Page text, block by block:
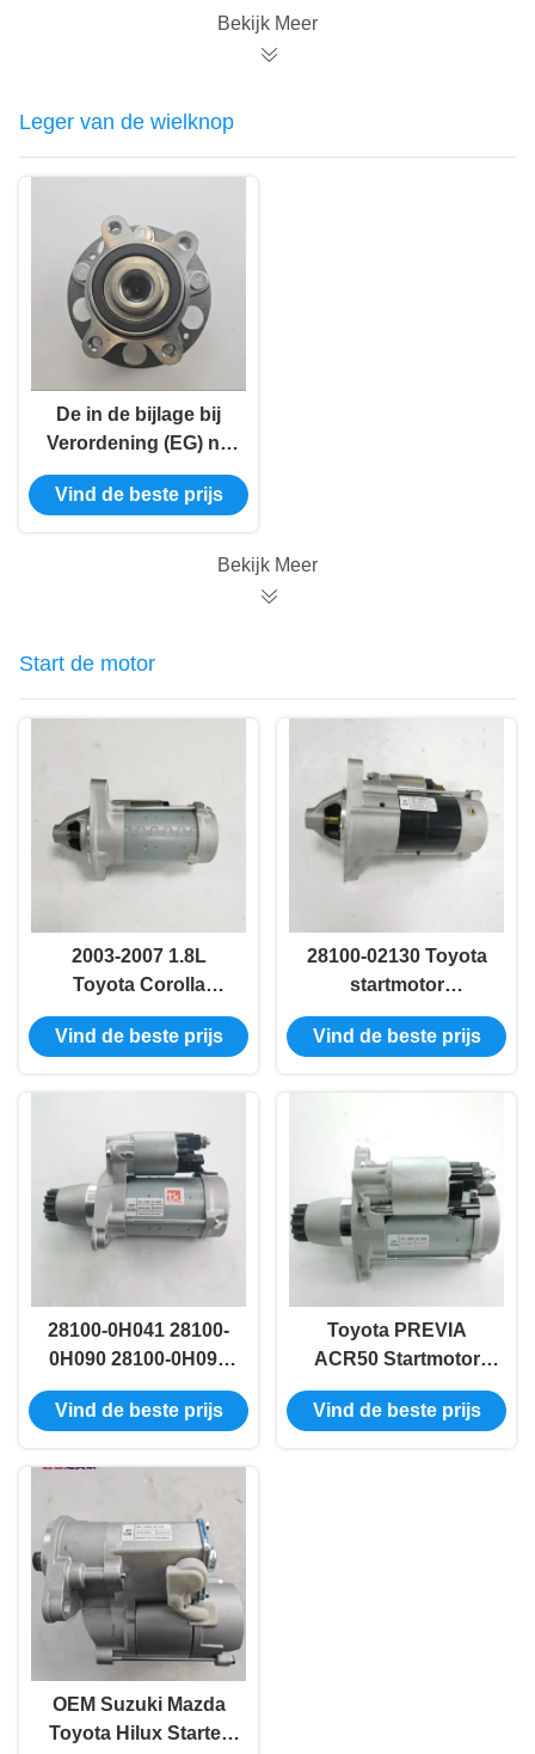
48100 48510-49455Bekijk Meer
Leger van de wielknop
De in de bijlage bij
Verordening (EG) nr.
443/2009 vermelde
voorschriften zijn van
Vind de beste prijs
Bekijk Meer
Start de motor
2003-2007 1.8L
Toyota Corolla
Landcruiser
Startmotor
Vind de beste prijs
28100-02130 Toyota
startmotor
vervanging voor 2008
Prado Hilux
Vind de beste prijs
28100-0H041 28100-
0H090 28100-0H091
Toyota Automobile
Starter Motor Voor de
MATRIX
Vind de beste prijs
Toyota PREVIA
ACR50 Startmotor
Assy 28100-28042
28100-28052
Vind de beste prijs
OEM Suzuki Mazda
Toyota Hilux Starter